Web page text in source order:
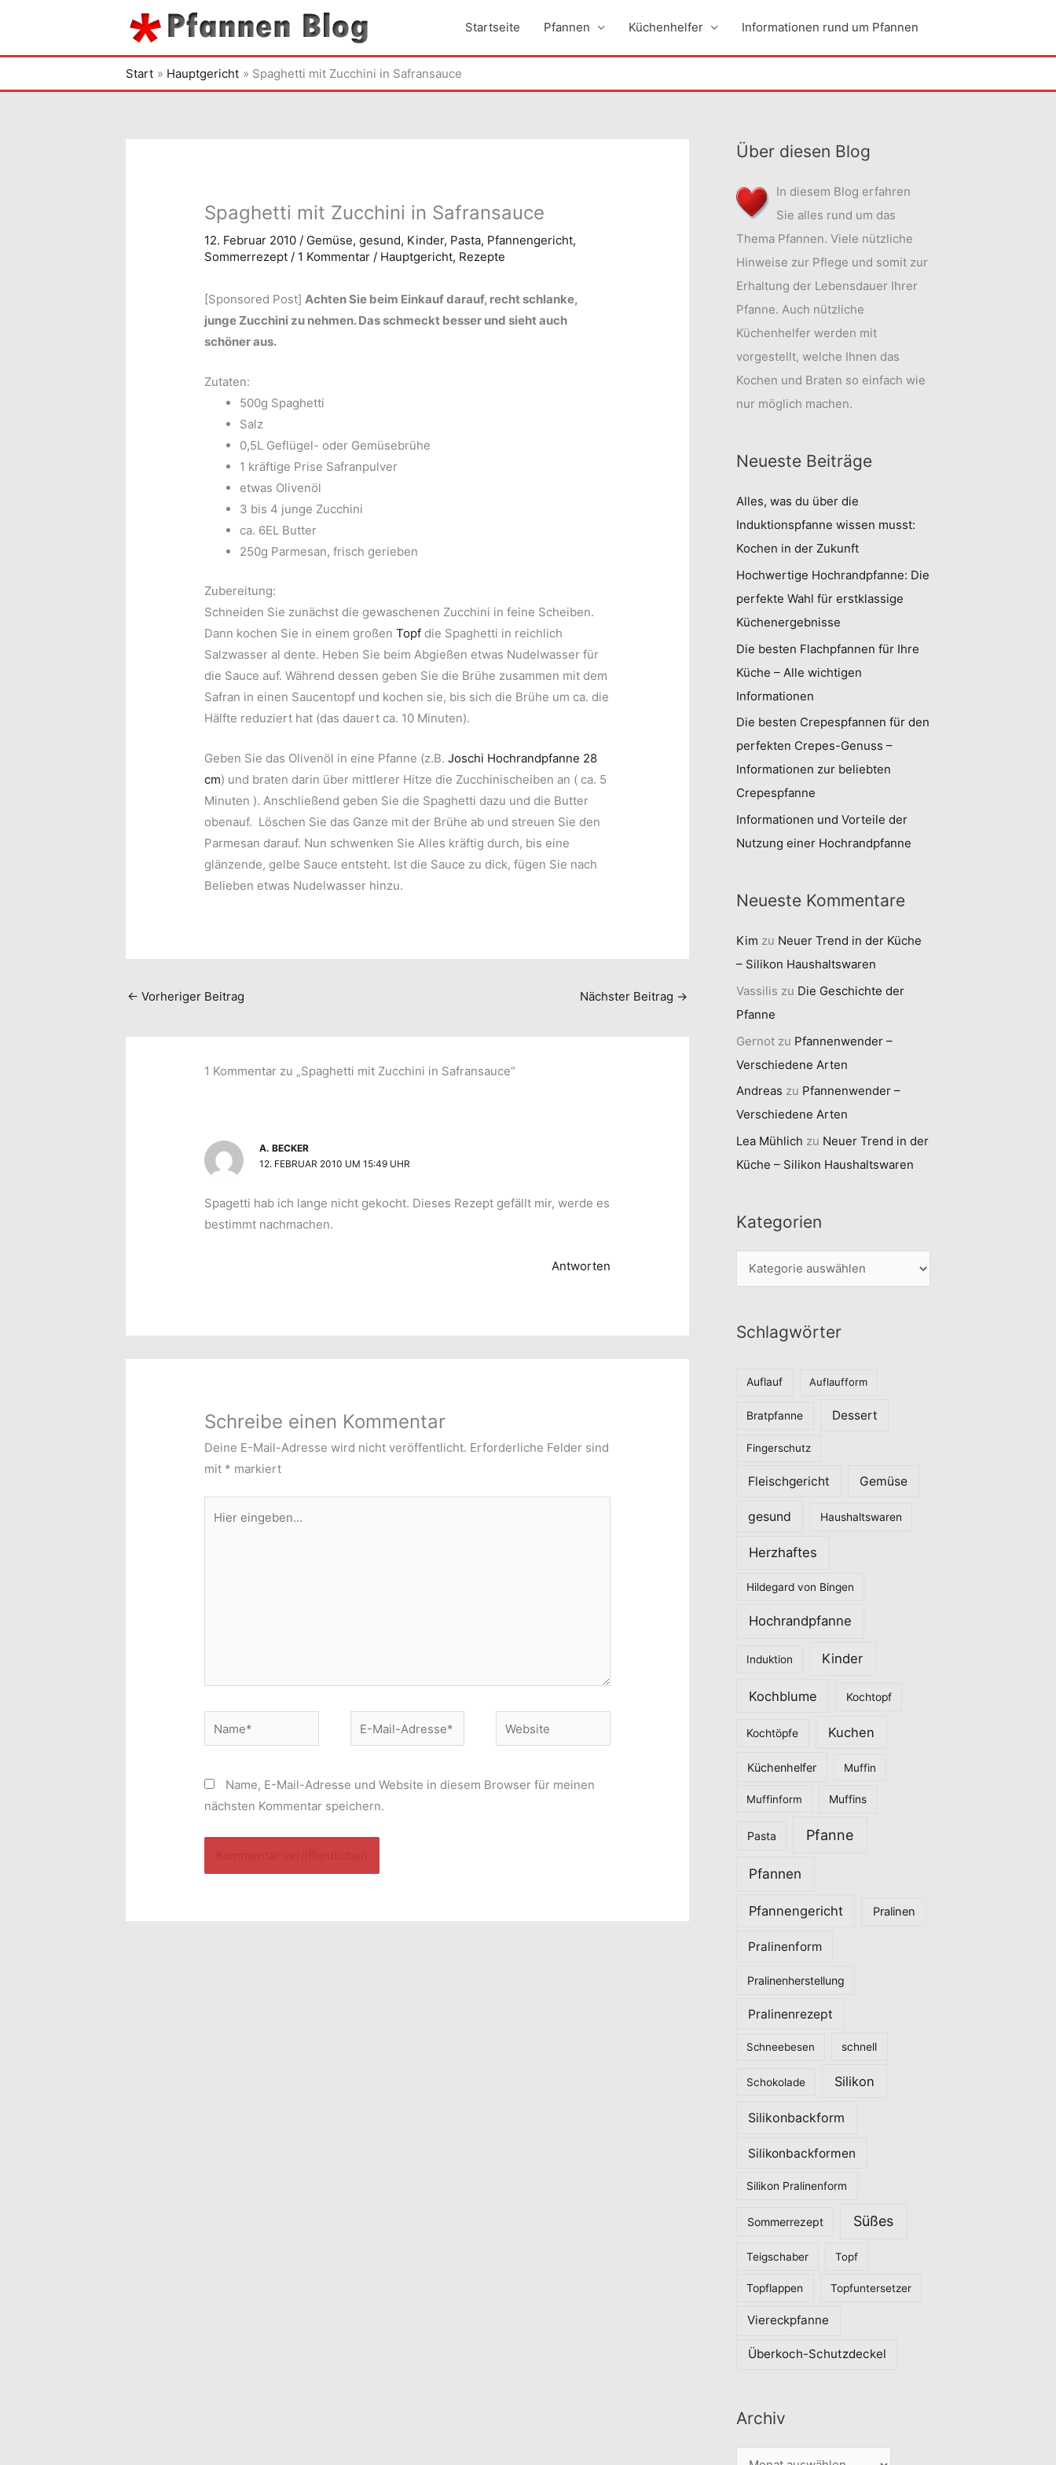
springen
Startseite Pfannen Küchenhelfer Informationen rund um Pfannen
Start Hauptgericht Spaghetti mit Zucchini in Safransauce
Spaghetti mit Zucchini in Safransauce
12. Februar 2010 / Gemüse,gesund, Kinder, Pasta, Pfannengericht,
Sommerrezept / 1 Kommentar / Hauptgericht, Rezepte
[Sponsored Post]Achten Sie beim Einkauf darauf, recht schlanke,
junge Zucchini zu nehmen. Das schmeckt besser und sieht auch
schöner aus.
Zutaten:
500g Spaghetti
Salz
0,5L Geflügel- oder Gemüsebrühe
1 kräftige Prise Safranpulver
etwas Olivenöl
3 bis 4 junge Zucchini
ca. 6EL Butter
250g Parmesan, frisch gerieben
Zubereitung:
Schneiden Sie zunächst die gewaschenen Zucchini in feine Scheiben.
Dann kochen Sie in einem großenTopf die Spaghetti in reichlich
Salzwasser al dente. Heben Sie beim Abgießen etwas Nudelwasser für
die Sauce auf.Während dessen geben Sie die Brühe zusammen mit dem
Safran in einen Saucentopf und kochen sie, bis sich die Brühe um ca. die
Hälfte reduziert hat (das dauert ca. 10 Minuten).
Geben Sie das Olivenöl in eine Pfanne (z.B.Joschi Hochrandpfanne 28
cm) und braten darin über mittlerer Hitze die Zucchinischeiben an ( ca. 5
Minuten ). Anschließend geben Sie die Spaghetti dazu und die Butter
obenauf. Löschen Sie das Ganze mit der Brühe ab und streuen Sie den
Parmesan darauf. Nun schwenken Sie Alles kräftig durch, bis eine
glänzende, gelbe Sauce entsteht. Ist die Sauce zu dick, fügen Sie nach
Belieben etwas Nudelwasser hinzu.
← Vorheriger Beitrag Nächster Beitrag →
1 Kommentar zu „Spaghetti mit Zucchini in Safransauce“
A. BECKER
12. FEBRUAR 2010 UM 15:49 UHR
Spagetti hab ich lange nicht gekocht. Dieses Rezept gefällt mir, werde es
bestimmt nachmachen.
Antworten
Schreibe einen Kommentar
Deine E-Mail-Adresse wird nicht veröffentlicht. Erforderliche Felder sind
mit * markiert
eingeben…
Name*
E-
Mail-
Website
Name, E-Mail-Adresse und Website in diesem Browser für meinen
nächsten Kommentar speichern.
Über diesen Blog
In diesem Blog erfahren
Sie alles rund um das
Thema Pfannen. Viele nützliche
Hinweise zur Pflege und somit zur
Erhaltung der Lebensdauer Ihrer
Pfanne. Auch nützliche
Küchenhelfer werden mit
vorgestellt, welche Ihnen das
Kochen und Braten so einfach wie
nur möglich machen.
Neueste Beiträge
Alles, was du über die
Induktionspfanne wissen musst:
Kochen in der Zukunft
Hochwertige Hochrandpfanne: Die
perfekte Wahl für erstklassige
Küchenergebnisse
Die besten Flachpfannen für Ihre
Küche – Alle wichtigen
Informationen
Die besten Crepespfannen für den
perfekten Crepes-Genuss –
Informationen zur beliebten
Crepespfanne
Informationen und Vorteile der
Nutzung einer Hochrandpfanne
Neueste Kommentare
Kim zu Neuer Trend in der Küche
– Silikon Haushaltswaren
Vassilis zu Die Geschichte der
Pfanne
Gernotzu Pfannenwender –
Verschiedene Arten
Andreas zu Pfannenwender –
Verschiedene Arten
Lea Mühlich zu Neuer Trend in der
Küche – Silikon Haushaltswaren
Kategorien
a
e
Schlagwörter
Auflauf Auflaufform
Bratpfanne Dessert
Fingerschutz
Fleischgericht Gemüse
gesund Haushaltswaren
Herzhaftes
Hildegard von Bingen
Hochrandpfanne
Induktion Kinder
Kochblume Kochtopf
Kochtöpfe Kuchen
Küchenhelfer Muffin
Muffinform Muffins
Pasta Pfanne
Pfannen
Pfannengericht Pralinen
Pralinenform
Pralinenherstellung
Pralinenrezept
Schneebesen schnell
Schokolade Silikon
Silikonbackform
Silikonbackformen
Silikon Pralinenform
Sommerrezept Süßes
Teigschaber Topf
Topflappen Topfuntersetzer
Viereckpfanne
Überkoch-Schutzdeckel
Archiv